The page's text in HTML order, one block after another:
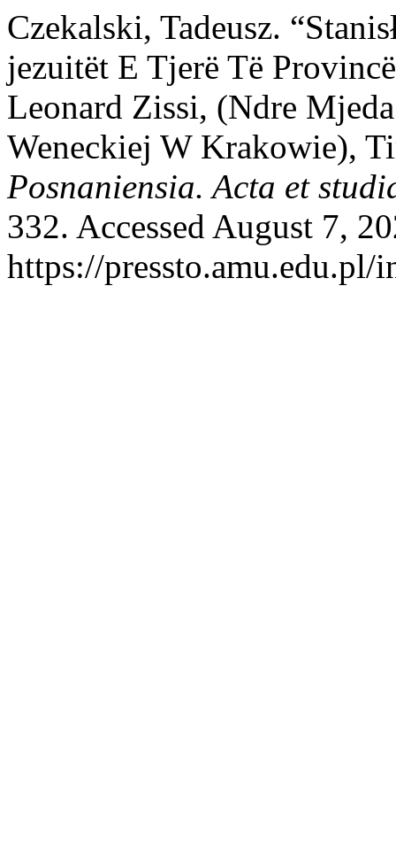
Czekalski, Tadeusz.
jezuitët E Tjerë Të
Leonard Zissi, (Ndre
Weneckiej W Krakowie),
Posnaniensia. Acta et
332. Accessed August 7,
https://